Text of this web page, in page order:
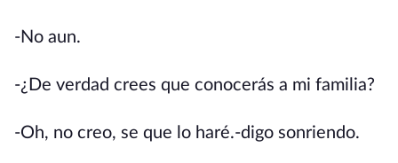
-No aun.
-¿De verdad crees que conocerás a mi familia?
-Oh, no creo, se que lo haré.-digo sonriendo.